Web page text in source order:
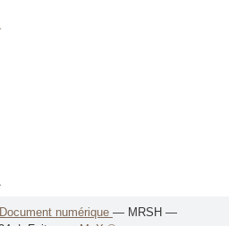
numérique — MRSH —